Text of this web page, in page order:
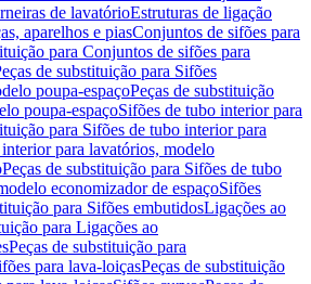
de lavatórioEstruturas de ligação
aparelhos e piasConjuntos de sifões para
para Conjuntos de sifões para
de substituição para Sifões
poupa-espaçoPeças de substituição
poupa-espaçoSifões de tubo interior para
para Sifões de tubo interior para
para lavatórios, modelo
Peças de substituição para Sifões de tubo
economizador de espaçoSifões
para Sifões embutidosLigações ao
para Ligações ao
Peças de substituição para
para lava-loiçasPeças de substituição